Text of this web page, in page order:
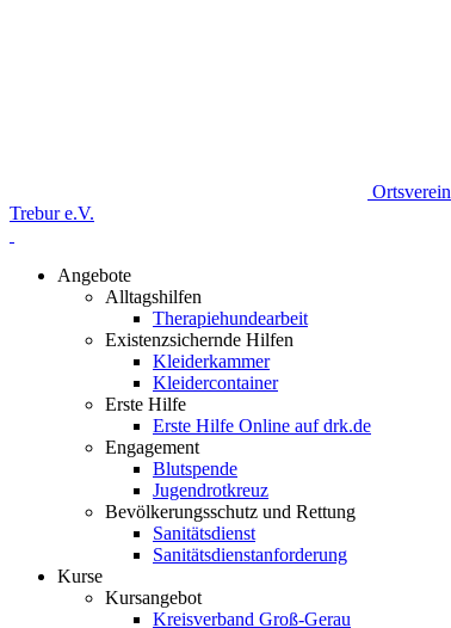
Ortsverein
Trebur e.V.
Angebote
Alltagshilfen
Therapiehundearbeit
Existenzsichernde Hilfen
Kleiderkammer
Kleidercontainer
Erste Hilfe
Erste Hilfe Online auf drk.de
Engagement
Blutspende
Jugendrotkreuz
Bevölkerungsschutz und Rettung
Sanitätsdienst
Sanitätsdienstanforderung
Kurse
Kursangebot
Kreisverband Groß-Gerau